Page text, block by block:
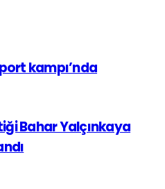
kampı’nda
Bahar Yalçınkaya